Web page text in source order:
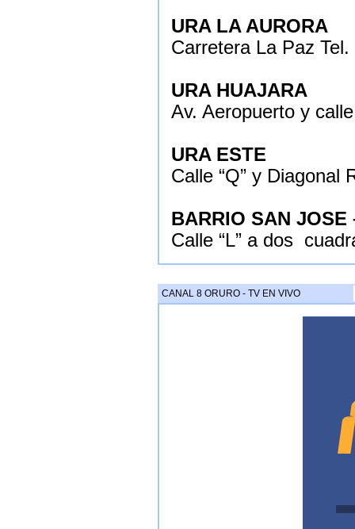
URA LA AURORA
Carretera La Paz Tel.
URA HUAJARA
Av. Aeropuerto y calle
URA ESTE
Calle “Q” y Diagonal
BARRIO SAN JOSE
Calle “L” a dos
CANAL 8 ORURO - TV EN VIVO